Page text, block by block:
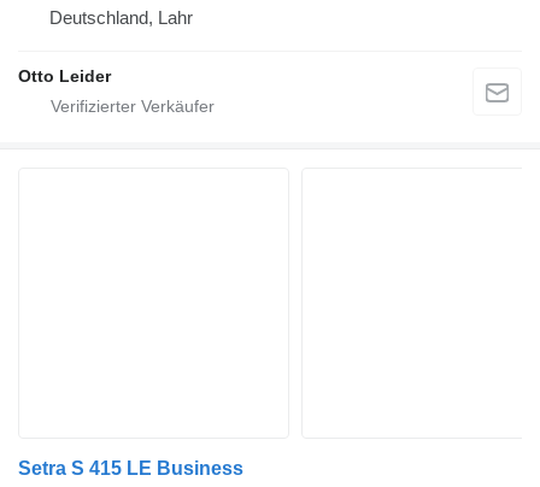
Deutschland, Lahr
Otto Leider
Setra S 415 LE Business